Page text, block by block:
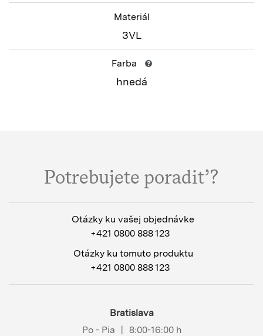
Materiál
3VL
Farba
hnedá
Potrebujete poradiť?
Otázky ku vašej objednávke
+421 0800 888 123
Otázky ku tomuto produktu
+421 0800 888 123
Bratislava
Po - Pia
| 8:00-16:00 h